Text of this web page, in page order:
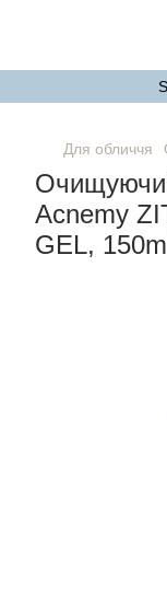
Для обличчя
Acnemy
GEL,